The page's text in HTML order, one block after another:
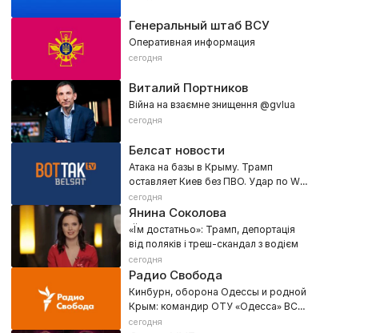
Генеральный штаб ВСУ
Оперативная информация
сегодня
Виталий Портников
Війна на взаємне знищення @gvlua
сегодня
Белсат новости
Атака на базы в Крыму. Трамп
оставляет Киев без ПВО. Удар по WB
в Екатеринбурге
сегодня
Янина Соколова
«Їм достатньо»: Трамп, депортація
від поляків і треш-скандал з водієм
сегодня
Радио Свобода
Кинбурн, оборона Одессы и родной
Крым: командир ОТУ «Одесса» ВСУ
Денис Носиков
сегодня